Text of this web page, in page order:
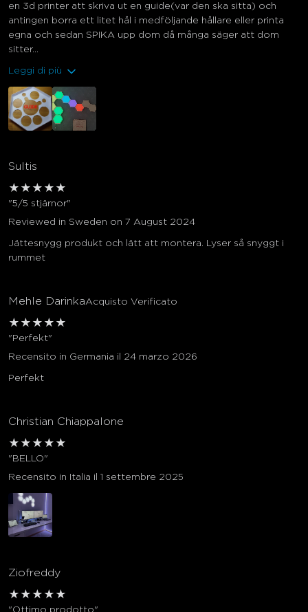
en 3d printer att skriva ut en guide(var den ska sitta) och
antingen borra ett litet hål i medföljande hållare eller printa
egna och sedan SPIKA upp dom då många säger att dom
sitter...
Leggi di più
Sultis
★ ★ ★ ★ ★
"5/5 stjärnor"
Reviewed in Sweden on 7 August 2024
Jättesnygg produkt och lätt att montera. Lyser så snyggt i
rummet
Mehle DarinkaAcquisto Verificato
★ ★ ★ ★ ★
"Perfekt"
Recensito in Germania il 24 marzo 2026
Perfekt
Christian Chiappalone
★ ★ ★ ★ ★
"BELLO"
Recensito in Italia il 1 settembre 2025
Ziofreddy
★ ★ ★ ★ ★